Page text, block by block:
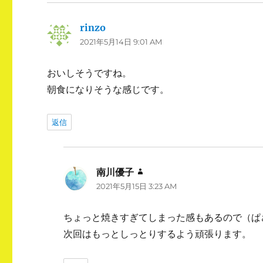
rinzo
り:
2021年5月14日 9:01 AM
おいしそうですね。
朝食になりそうな感じです。
返信
南川優子
り:
2021年5月15日 3:23 AM
ちょっと焼きすぎてしまった感もあるので（
次回はもっとしっとりするよう頑張ります。